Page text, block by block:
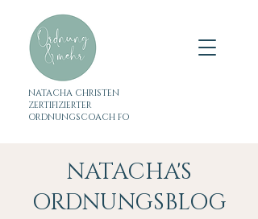
NATACHA CHRISTEN
ZERTIFIZIERTER
ORDNUNGSCOACH FO
NATACHA'S
ORDNUNGSBLOG